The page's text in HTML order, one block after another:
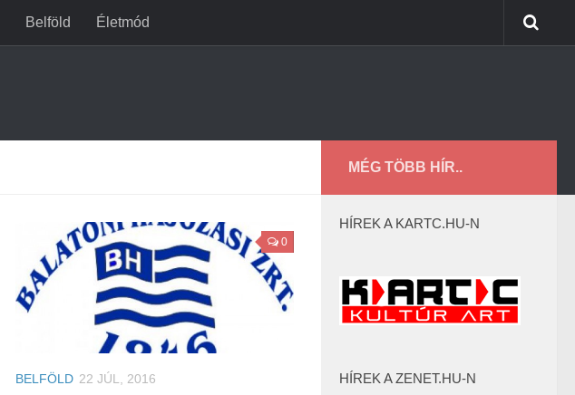
Belföld Életmód
0
BELFÖLD 22 JÚL, 2016
MÉG TÖBB HÍR..
HÍREK A KARTC.HU-N
HÍREK A ZENET.HU-N